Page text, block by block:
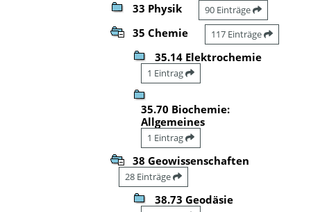
33 Physik 90 Einträge
35 Chemie 117 Einträge
35.14 Elektrochemie
1 Eintrag
35.70 Biochemie:
Allgemeines
1 Eintrag
38 Geowissenschaften
28 Einträge
38.73 Geodäsie